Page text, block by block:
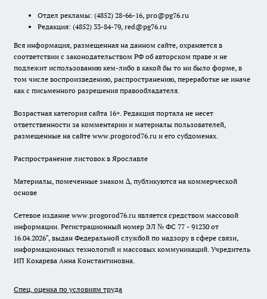
Отдел рекламы: (4852) 28-66-16, pro@pg76.ru
Редакция: (4852) 33-84-79, red@pg76.ru
Вся информация, размещенная на данном сайте, охраняется в
соответствии с законодательством РФ об авторском праве и не
подлежит использованию кем-либо в какой бы то ни было форме, в
том числе воспроизведению, распространению, переработке не иначе
как с письменного разрешения правообладателя.
Возрастная категория сайта 16+. Редакция портала не несет
ответственности за комментарии и материалы пользователей,
размещенные на сайте www.progorod76.ru и его субдоменах.
Распространение листовок в Ярославле
Материалы, помеченные знаком ∆, публикуются на коммерческой
основе
Сетевое издание www.progorod76.ru является средством массовой
информации. Регистрационный номер ЭЛ № ФС 77 - 91230 от
16.04.2026", выдан Федеральной службой по надзору в сфере связи,
информационных технологий и массовых коммуникаций. Учредитель
ИП Кокарева Анна Константиновна.
Спец. оценка по условиям труда